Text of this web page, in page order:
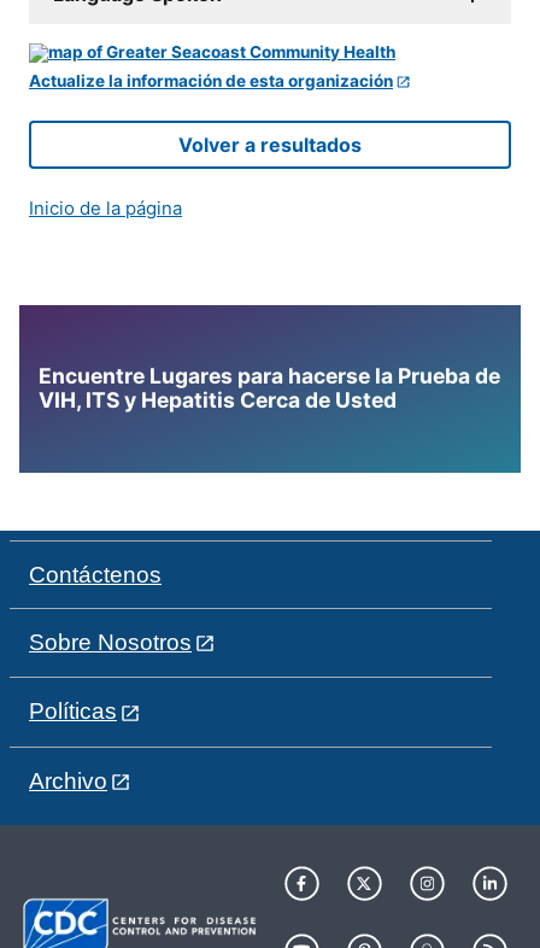
Actualize la información de esta organización
Volver a resultados
Inicio de la página
Encuentre Lugares para hacerse la Prueba de
VIH, ITS y Hepatitis Cerca de Usted
Contáctenos
Sobre Nosotros
Políticas
Archivo